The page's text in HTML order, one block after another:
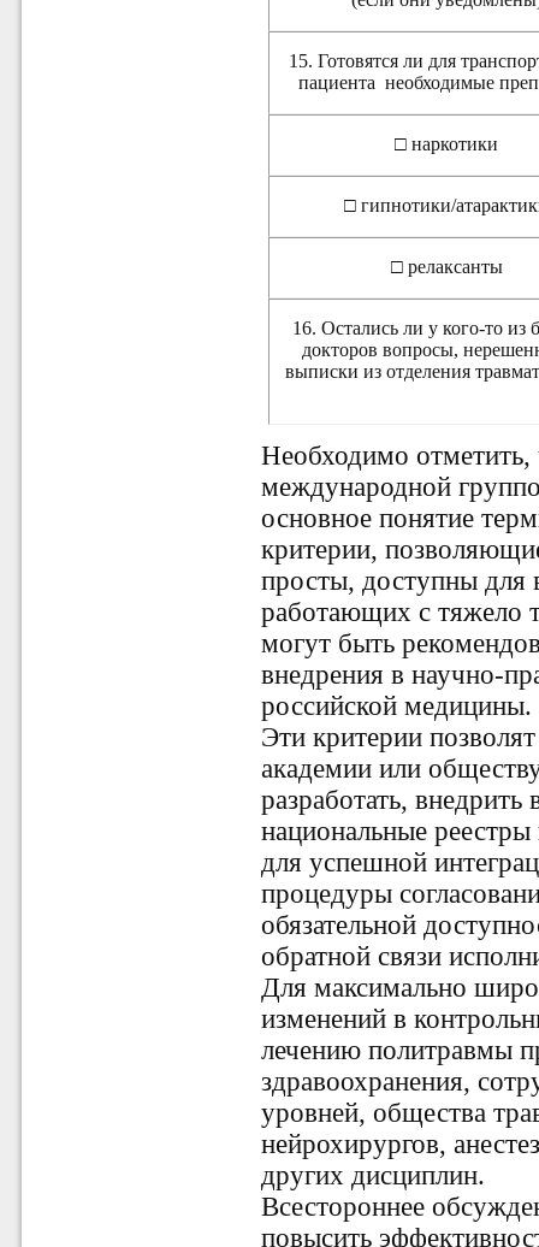
15. Готовятся ли для
пациента необходимые
□ наркотики
□ гипнотики/
□ релаксанты
16. Остались ли у кого-то из
докторов вопросы,
выписки из отделения
Необходимо
международной
основное понятие
критерии,
просты, доступны для
работающих с тяжело
могут быть
внедрения в научно-
российской медицины.
Эти критерии
академии или
разработать,
национальные
для успешной
процедуры
обязательной
обратной связи
Для максимально
изменений в
лечению политравмы
здравоохранения,
уровней,общества
нейрохирургов,
других дисциплин.
Всестороннее
повысить